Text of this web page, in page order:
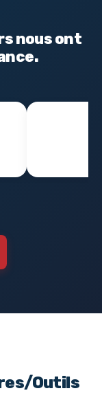
nous ont
Outils